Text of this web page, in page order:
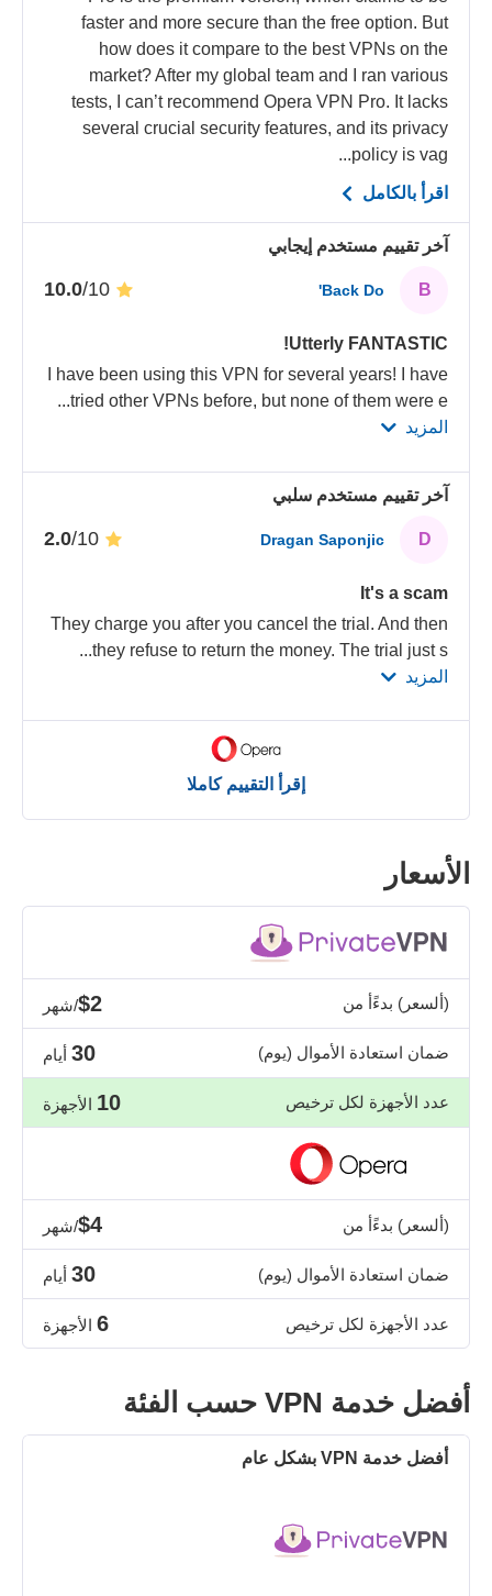
faster and more secure than the free option. But
how does it compare to the best VPNs on the
market? After my global team and I ran various
tests, I can’t recommend Opera VPN Pro. It lacks
several crucial security features, and its privacy
policy is vag...
اقرأ بالكامل
آخر تقييم مستخدم إيجابي
B
Back Do'
/10
Utterly FANTASTIC!
I have been using this VPN for several years! I have
tried other VPNs before, but none of them were e
...
المزيد
آخر تقييم مستخدم سلبي
D
Dragan Saponjic
/10
It's a scam
They charge you after you cancel the trial. And then
they refuse to return the money. The trial just s
...
المزيد
إقرأ التقييم كاملا
الأسعار
(ألسعر) بدءًأ من $2/شهر
ضمان استعادة الأموال (يوم) 30 أيام
عدد الأجهزة لكل ترخيص 10 الأجهزة
(ألسعر) بدءًأ من $4/شهر
ضمان استعادة الأموال (يوم) 30 أيام
عدد الأجهزة لكل ترخيص 6 الأجهزة
أفضل خدمة VPN حسب الفئة
أفضل خدمة VPN بشكل عام